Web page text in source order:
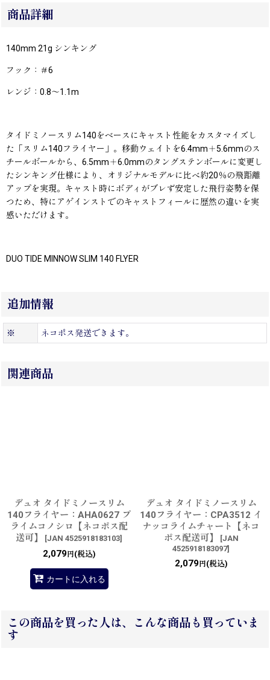
商品詳細
140mm 21g シンキング
フック：＃6
レンジ：0.8〜1.1m
タイドミノースリム140をベースにキャスト性能をカスタマイズし
た「スリム140フライヤー」。移動ウェイトを6.4mm＋5.6mmのス
チールボールから、6.5mm＋6.0mmのタングステンボールに変更し
たシンキング仕様により、オリジナルモデルに比べ約20％の飛距離
アップを実現。キャスト時にボディがブレず安定した飛行姿勢を保
つため、特にアゲインストでのキャストフィールに歴然の違いを実
感いただけます。
DUO TIDE MINNOW SLIM 140 FLYER
追加情報
※ ネコポス発送できます。
関連商品
デュオ タイドミノースリム
140フライヤー：AHA0627 プ
ライムコノシロ【ネコポス配
送可】
[JAN 4525918183103]
2,079円(税込)
カートに入れる
デュオ タイドミノースリム
140フライヤー：CPA3512 イ
ナッコライムチャート【ネコ
ポス配送可】
[JAN
4525918183097]
2,079円(税込)
この商品を買った人は、こんな商品も買っていま
す